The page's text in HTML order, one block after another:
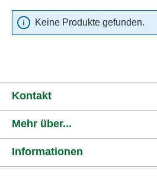
Keine Produkte gefunden.
Kontakt
Mehr über...
Informationen